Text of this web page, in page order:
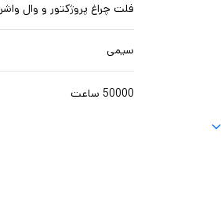
فلت چراغ پروژکتور و وال واشر
سیمی
50000 ساعت